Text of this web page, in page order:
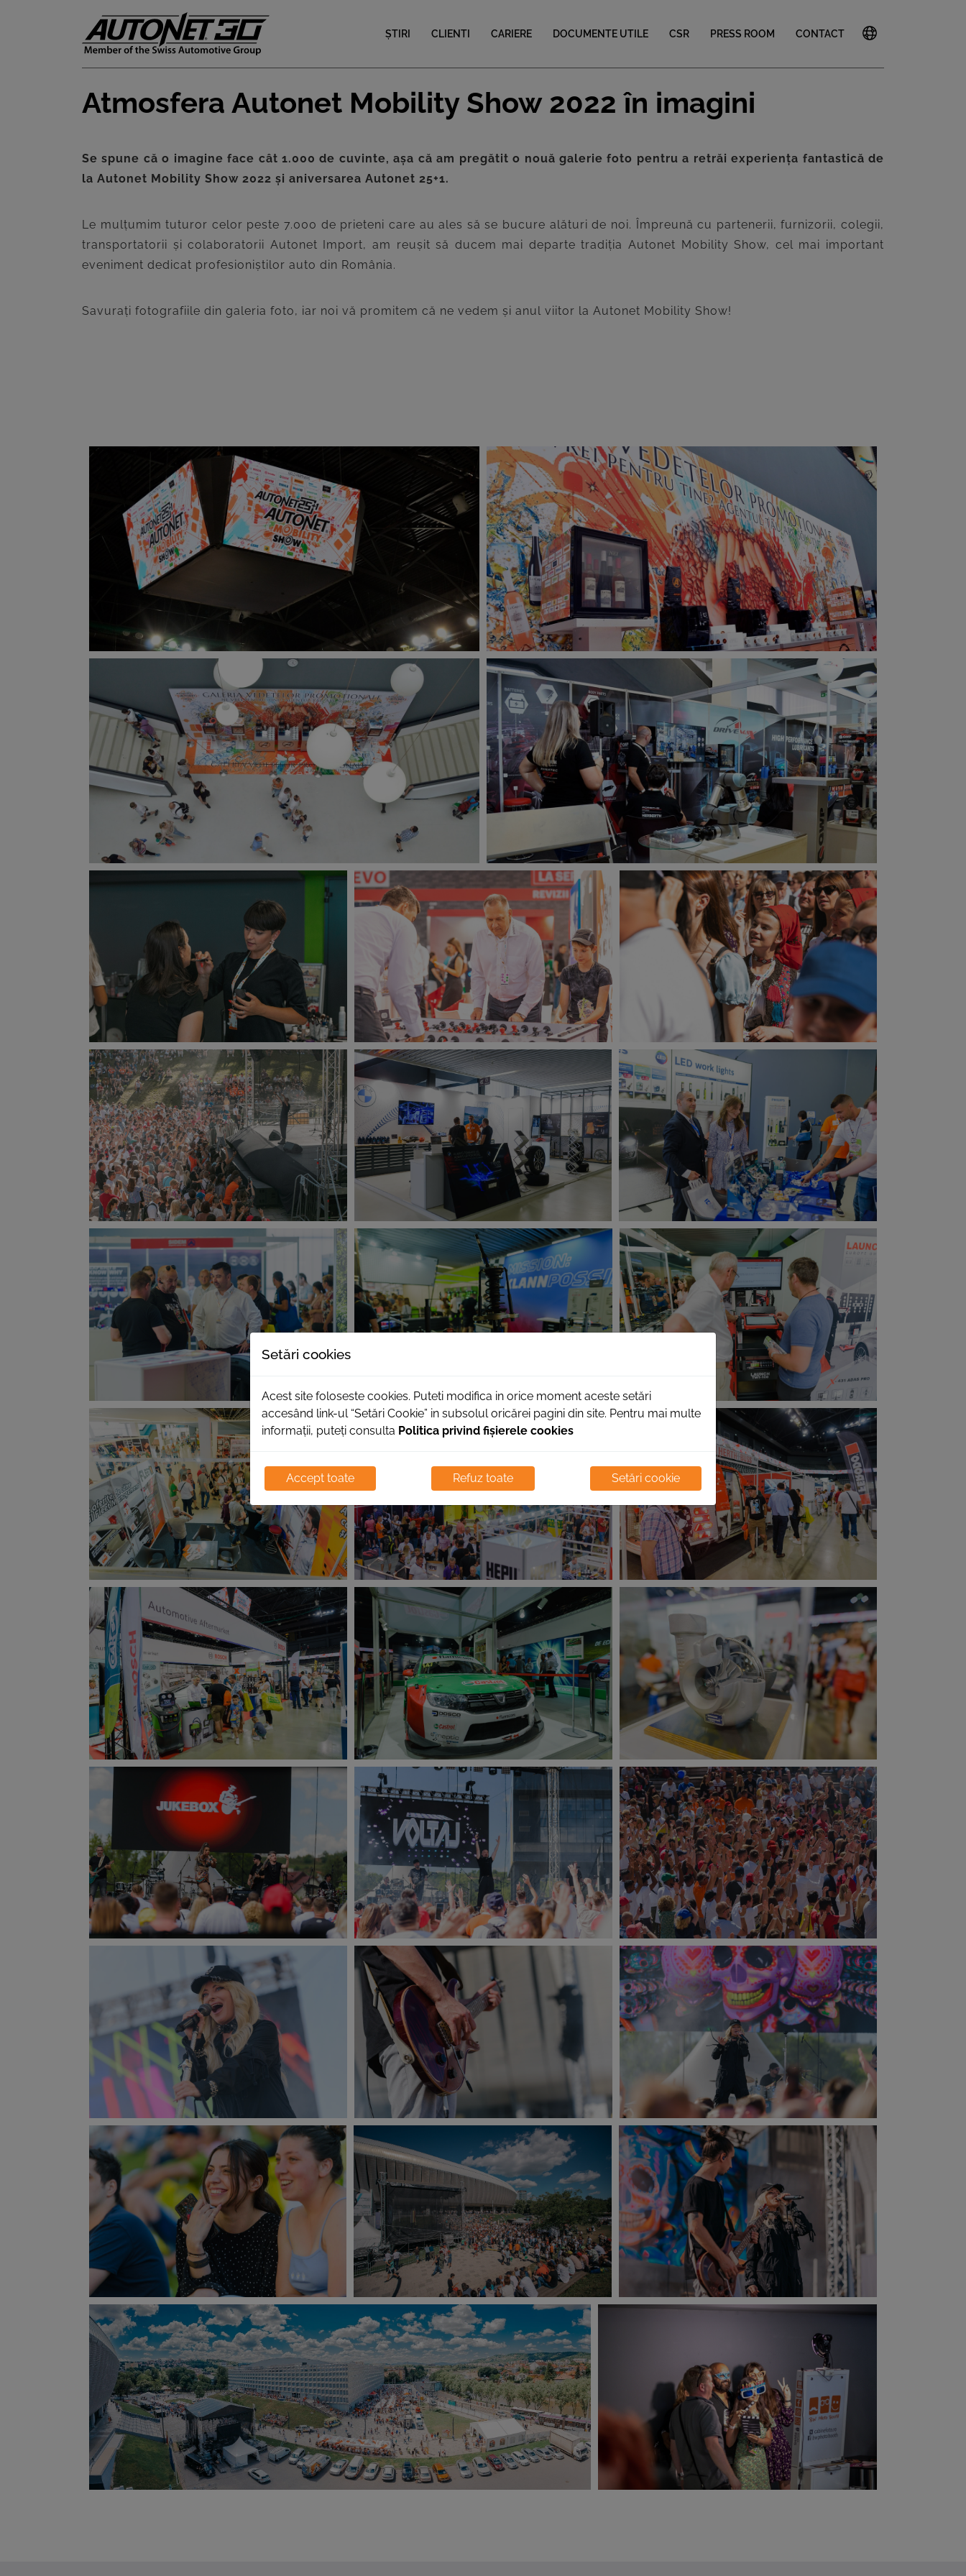
CARIERE
DOCUMENTE
ȘTIRI CLIENTI CARIERE DOCUMENTE UTILE CSR PRESS ROOM CONTACT
Atmosfera Autonet Mobility Show 2022 în imagini
Se spune că o imagine face cât 1.000 de cuvinte, așa că am pregătit o nouă galerie foto pentru a retrăi experiența fantastică de
la Autonet Mobility Show 2022 și aniversarea Autonet 25+1.
Le mulțumim tuturor celor peste 7.000 de prieteni care au ales să se bucure alături de noi. Împreună cu partenerii, furnizorii, colegii,
transportatorii și colaboratorii Autonet Import, am reușit să ducem mai departe tradiția Autonet Mobility Show, cel mai important
eveniment dedicat profesioniștilor auto din România.
Savurați fotografiile din galeria foto, iar noi vă promitem că ne vedem și anul viitor la Autonet Mobility Show!
Setări cookies
Acest site foloseste cookies. Puteti modifica in orice moment aceste setări
accesând link-ul “Setări Cookie” in subsolul oricărei pagini din site. Pentru mai multe
informații, puteți consulta Politica privind fișierele cookies
Accept toate Refuz toate Setări cookie